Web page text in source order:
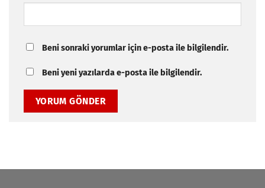
Beni sonraki yorumlar için e-posta ile bilgilendir.
Beni yeni yazılarda e-posta ile bilgilendir.